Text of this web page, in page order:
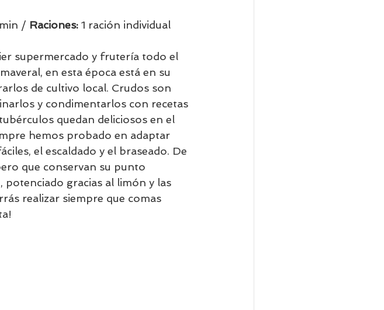
/ Raciones: 1 ración individual
supermercado y frutería todo el
en esta época está en su
de cultivo local. Crudos son
y condimentarlos con recetas
quedan deliciosos en el
hemos probado en adaptar
el escaldado y el braseado. De
que conservan su punto
potenciado gracias al limón y las
realizar siempre que comas